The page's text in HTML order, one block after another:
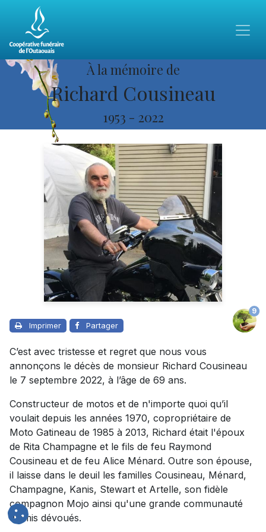
À la mémoire de
Richard Cousineau
1953 - 2022
Imprimer Partager
9
C’est avec tristesse et regret que nous vous
annonçons le décès de monsieur Richard Cousineau
le 7 septembre 2022, à l’âge de 69 ans.
Constructeur de motos et de n'importe quoi qu’il
voulait depuis les années 1970, copropriétaire de
Moto Gatineau de 1985 à 2013, Richard était l'époux
de Rita Champagne et le fils de feu Raymond
Cousineau et de feu Alice Ménard. Outre son épouse,
il laisse dans le deuil les familles Cousineau, Ménard,
Champagne, Kanis, Stewart et Artelle, son fidèle
compagnon Mojo ainsi qu'une grande communauté
d'amis dévoués.